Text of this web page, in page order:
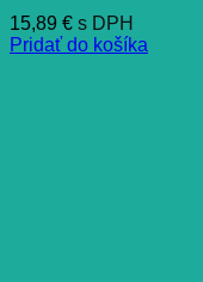
15,89 € s DPH
Pridať do košíka